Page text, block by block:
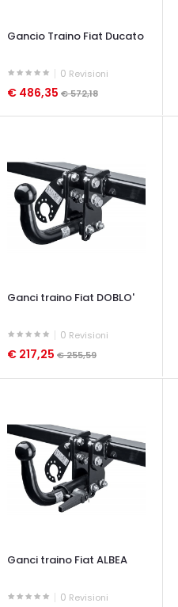
Gancio Traino Fiat Ducato
0 Revisioni
€ 486,35 € 572,18
OCCHIATA VELOCE
Ganci traino Fiat DOBLO'
0 Revisioni
€ 217,25 € 255,59
Ganci traino Fiat ALBEA
0 Revisioni